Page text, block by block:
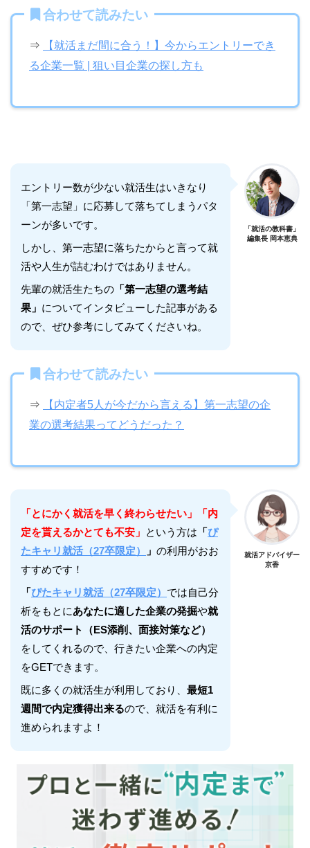
合わせて読みたい
⇒
【就活まだ間に合う！】今からエントリーでき
る企業一覧 | 狙い目企業の探し方も
エントリー数が少ない就活生はいきなり
「第一志望」に応募して落ちてしまうパタ
ーンが多いです。
しかし、第一志望に落ちたからと言って就
活や人生が詰むわけではありません。
先輩の就活生たちの 「第一志望の選考結
果」 についてインタビューした記事がある
ので、ぜひ参考にしてみてくださいね。
「就活の教科書」
編集長 岡本恵典
合わせて読みたい
⇒
【内定者5人が今だから言える】第一志望の企
業の選考結果ってどうだった？
「とにかく就活を早く終わらせたい」「内
定を貰えるかとても不安」 という方は 「ぴ
たキャリ就活（27卒限定）
」 の利用がおお
すすめです！
「ぴたキャリ就活（27卒限定） では自己分
析をもとにあなたに適した企業の発掘や就
活のサポート（ES添削、面接対策など）
をしてくれるので、行きたい企業への内定
をGETできます。
既に多くの就活生が利用しており、 最短1
週間で内定獲得出来るので、就活を有利に
進められますよ！
就活アドバイザー
京香